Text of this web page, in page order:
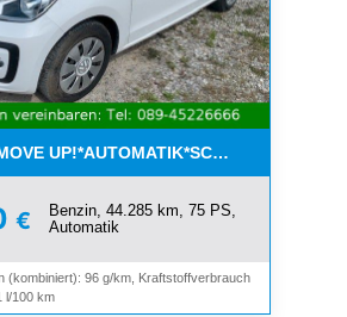
€
Benzin, 44.285 km, 75 PS,
Automatik
(kombiniert): 96 g/km, Kraftstoffverbrauch
l/100 km